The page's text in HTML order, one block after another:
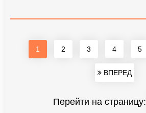
1 2 3 4 5
ВПЕРЕД
Перейти на страницу: